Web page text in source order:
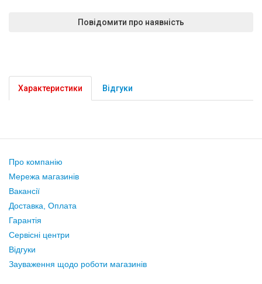
Повідомити про наявність
Характеристики Відгуки
Про компанію
Мережа магазинів
Вакансії
Доставка, Оплата
Гарантія
Сервісні центри
Відгуки
Зауваження щодо роботи магазинів